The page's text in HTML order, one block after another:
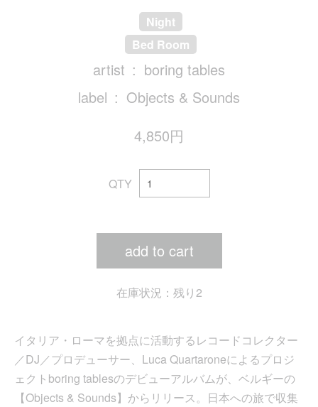
Night
Bed Room
artist
boring tables
label
Objects & Sounds
4,850円
QTY
add to cart
在庫状況：残り2
イタリア・ローマを拠点に活動するレコードコレクター
／DJ／プロデューサー、Luca Quartaroneによるプロジ
ェクトboring tablesのデビューアルバムが、ベルギーの
【Objects & Sounds】からリリース。日本への旅で収集